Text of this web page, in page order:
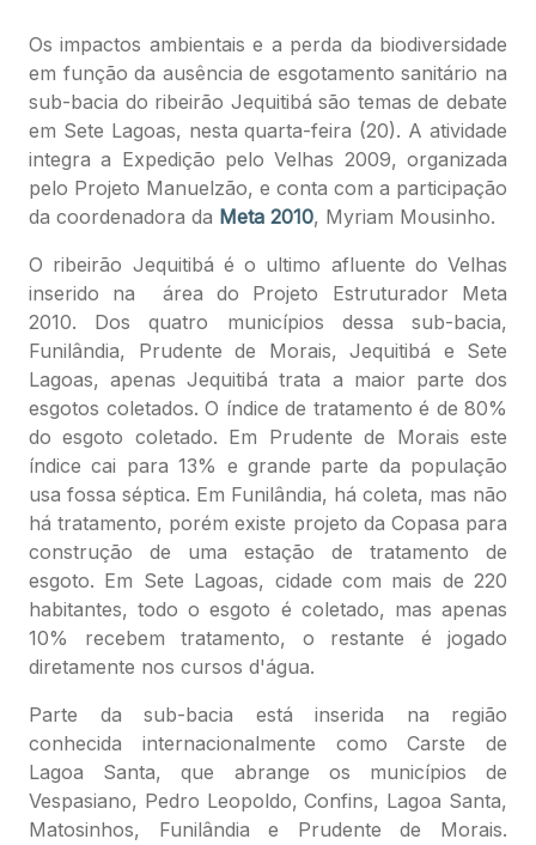
Os impactos ambientais e a perda da biodiversidade
em função da ausência de esgotamento sanitário na
sub-bacia do ribeirão Jequitibá são temas de debate
em Sete Lagoas, nesta quarta-feira (20). A atividade
integra a Expedição pelo Velhas 2009, organizada
pelo Projeto Manuelzão, e conta com a participação
da coordenadora da Meta 2010, Myriam Mousinho.
O ribeirão Jequitibá é o ultimo afluente do Velhas
inserido na área do Projeto Estruturador Meta
2010. Dos quatro municípios dessa sub-bacia,
Funilândia, Prudente de Morais, Jequitibá e Sete
Lagoas, apenas Jequitibá trata a maior parte dos
esgotos coletados. O índice de tratamento é de 80%
do esgoto coletado. Em Prudente de Morais este
índice cai para 13% e grande parte da população
usa fossa séptica. Em Funilândia, há coleta, mas não
há tratamento, porém existe projeto da Copasa para
construção de uma estação de tratamento de
esgoto. Em Sete Lagoas, cidade com mais de 220
habitantes, todo o esgoto é coletado, mas apenas
10% recebem tratamento, o restante é jogado
diretamente nos cursos d'água.
Parte da sub-bacia está inserida na região
conhecida internacionalmente como Carste de
Lagoa Santa, que abrange os municípios de
Vespasiano, Pedro Leopoldo, Confins, Lagoa Santa,
Matosinhos, Funilândia e Prudente de Morais.